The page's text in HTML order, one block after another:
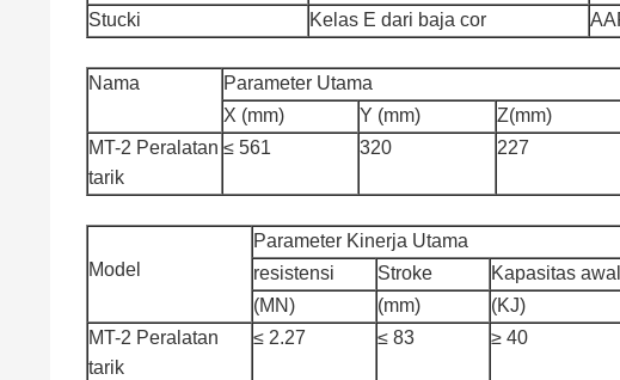
Stucki
Kelas E dari baja cor
Nama
Parameter Utama
X (mm)
Y (mm)
Z(mm)
MT-2 Peralatan
tarik
≤ 561 320 227
Model
Parameter Kinerja Utama
resistensi
Stroke
Kapasitas awal
(MN)
(mm)
(KJ)
MT-2 Peralatan
tarik
≤ 2.27 ≤ 83 ≥ 40